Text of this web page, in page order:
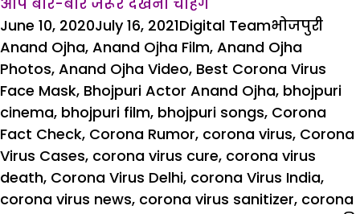
Posted
on
June 10, 2020July 16, 2021Author
Digital TeamCategories
भोजपुरीTags
Anand Ojha, Anand Ojha Film, Anand Ojha
Photos, Anand Ojha Video, Best Corona Virus
Face Mask, Bhojpuri Actor Anand Ojha, bhojpuri
cinema, bhojpuri film, bhojpuri songs, Corona
Fact Check, Corona Rumor, corona virus, Corona
Virus Cases, corona virus cure, corona virus
death, Corona Virus Delhi, corona Virus India,
corona virus news, corona virus sanitizer, corona